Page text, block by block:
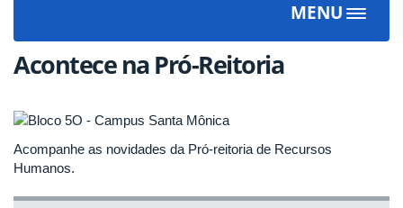
MENU
Toggle
Acontece na Pró-Reitoria
Acompanhe as novidades da Pró-reitoria de Recursos
Humanos.